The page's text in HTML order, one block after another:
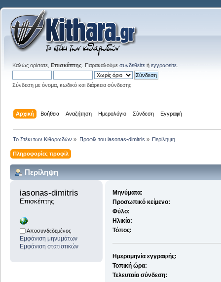
Καλώς ορίσατε, Επισκέπτης . Παρακαλούμε συνδεθείτε ή εγγραφείτε
Σύνδεση με όνομα, κωδικό και διάρκεια σύνδεσης
Αρχική Βοήθεια Αναζήτηση Ημερολόγιο Σύνδεση Εγγραφή
Το Στέκι των Κιθαρωδών » Προφίλ του iasonas-dimitris » Περίληψη
Πληροφορίες προφίλ
Περίληψη
iasonas-dimitris
Επισκέπτης
Αποσυνδεδεμένος
Εμφάνιση μηνυμάτων
Εμφάνιση στατιστικών
Μηνύματα:
Προσωπικό κείμενο:
Φύλο:
Ηλικία:
Τόπος:
Ημερομηνία εγγραφής:
Τοπική ώρα:
Τελευταία σύνδεση: